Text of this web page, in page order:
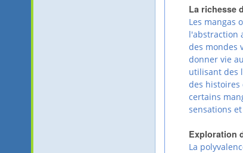
La richesse
Les mangas
l'abstraction
des mondes
donner vie
utilisant des
des
certains
sensations
Exploration
La